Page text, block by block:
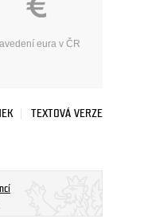
eura v ČR
TEXTOVÁ VERZE